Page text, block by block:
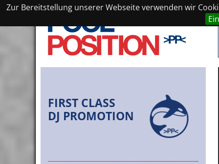
Zur Bereitstellung unserer Webseite verwenden wir
FIRST CLASS
DJ PROMOTION